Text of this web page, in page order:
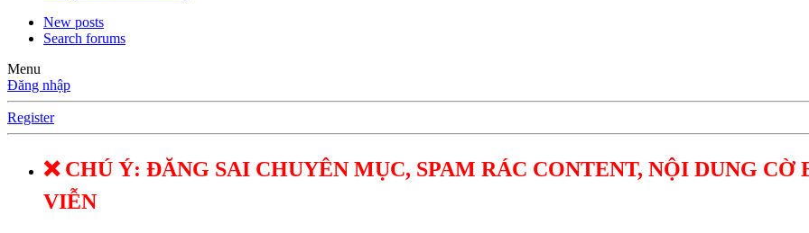
New posts
Search forums
Menu
Đăng nhập
Register
❌ CHÚ Ý: ĐĂNG SAI CHUYÊN MỤC, SPAM RÁC CONTENT, NỘI DUNG
VIỄN